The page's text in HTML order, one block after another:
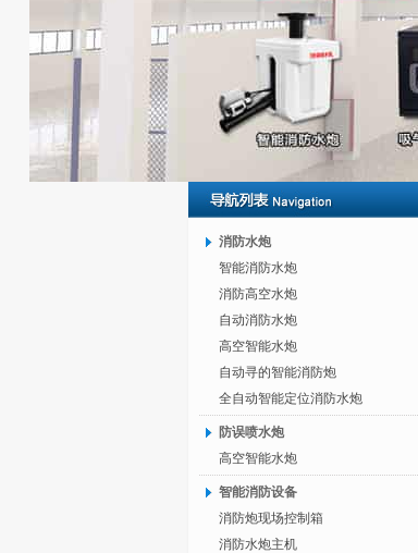
消防水炮
智能消防水炮
消防高空水炮
自动消防水炮
高空智能水炮
自动寻的智能消防炮
全自动智能定位消防水炮
防误喷水炮
高空智能水炮
智能消防设备
消防炮现场控制箱
消防水炮主机